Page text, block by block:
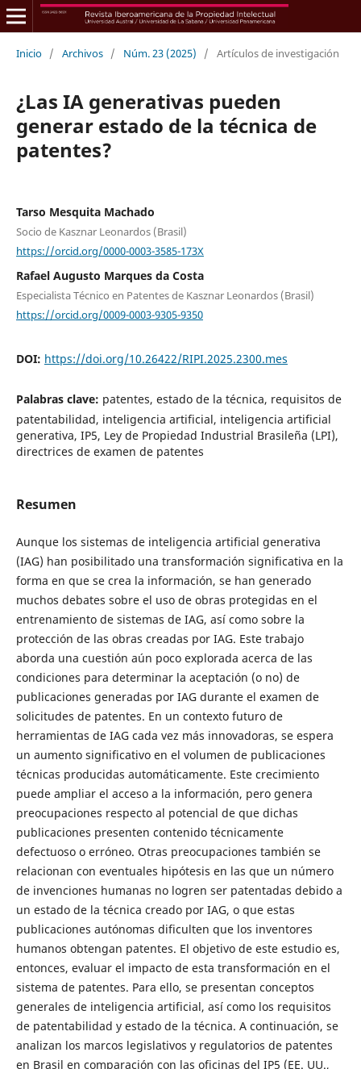
Inicio / Archivos / Núm. 23 (2025) / Artículos de investigación
¿Las IA generativas pueden
generar estado de la técnica de
patentes?
Tarso Mesquita Machado
Socio de Kasznar Leonardos (Brasil)
https://orcid.org/0000-0003-3585-173X
Rafael Augusto Marques da Costa
Especialista Técnico en Patentes de Kasznar Leonardos (Brasil)
https://orcid.org/0009-0003-9305-9350
DOI: https://doi.org/10.26422/RIPI.2025.2300.mes
Palabras clave: patentes, estado de la técnica, requisitos de
patentabilidad, inteligencia artificial, inteligencia artificial
generativa, IP5, Ley de Propiedad Industrial Brasileña (LPI),
directrices de examen de patentes
Resumen
Aunque los sistemas de inteligencia artificial generativa
(IAG) han posibilitado una transformación significativa en la
forma en que se crea la información, se han generado
muchos debates sobre el uso de obras protegidas en el
entrenamiento de sistemas de IAG, así como sobre la
protección de las obras creadas por IAG. Este trabajo
aborda una cuestión aún poco explorada acerca de las
condiciones para determinar la aceptación (o no) de
publicaciones generadas por IAG durante el examen de
solicitudes de patentes. En un contexto futuro de
herramientas de IAG cada vez más innovadoras, se espera
un aumento significativo en el volumen de publicaciones
técnicas producidas automáticamente. Este crecimiento
puede ampliar el acceso a la información, pero genera
preocupaciones respecto al potencial de que dichas
publicaciones presenten contenido técnicamente
defectuoso o erróneo. Otras preocupaciones también se
relacionan con eventuales hipótesis en las que un número
de invenciones humanas no logren ser patentadas debido a
un estado de la técnica creado por IAG, o que estas
publicaciones autónomas dificulten que los inventores
humanos obtengan patentes. El objetivo de este estudio es,
entonces, evaluar el impacto de esta transformación en el
sistema de patentes. Para ello, se presentan conceptos
generales de inteligencia artificial, así como los requisitos
de patentabilidad y estado de la técnica. A continuación, se
analizan los marcos legislativos y regulatorios de patentes
en Brasil en comparación con las oficinas del IP5 (EE. UU.,